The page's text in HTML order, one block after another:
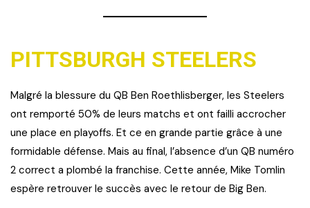
PITTSBURGH STEELERS
Malgré la blessure du QB Ben Roethlisberger, les Steelers
ont remporté 50% de leurs matchs et ont failli accrocher
une place en playoffs. Et ce en grande partie grâce à une
formidable défense. Mais au final, l’absence d’un QB numéro
2 correct a plombé la franchise. Cette année, Mike Tomlin
espère retrouver le succès avec le retour de Big Ben.